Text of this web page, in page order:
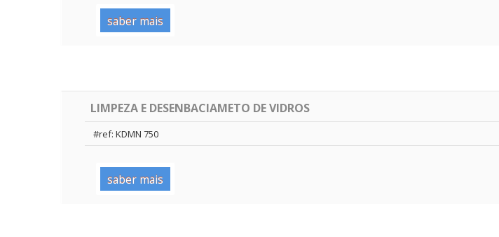
saber mais
LIMPEZA E DESENBACIAMETO DE VIDROS
#ref: KDMN 750
saber mais